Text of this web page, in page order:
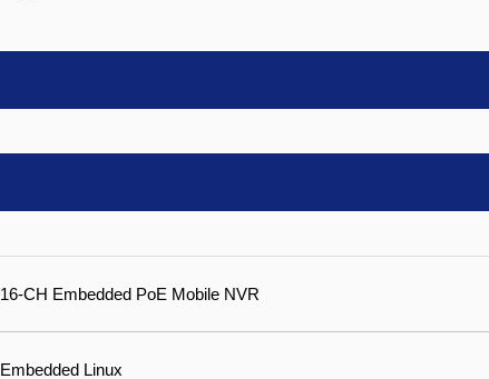
16-CH Embedded PoE Mobile NVR
Embedded Linux